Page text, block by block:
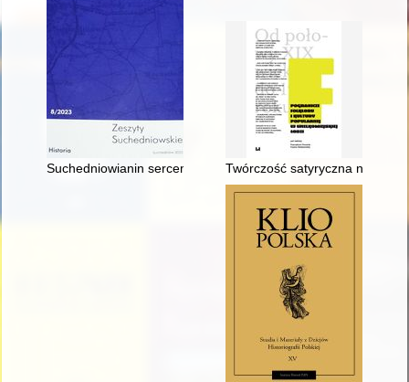
Suchedniowianin sercem : ukochany Ojciec - Wspaniały
Twórczość satyryczna na